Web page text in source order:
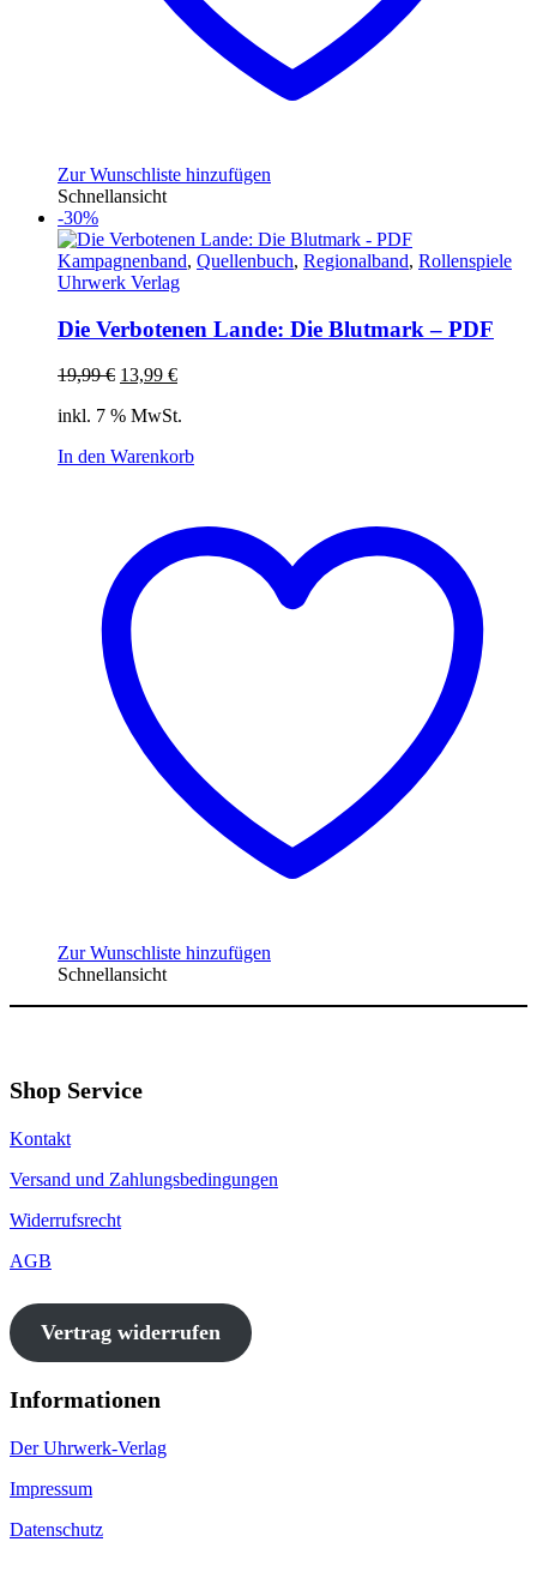
Zur Wunschliste hinzufügen
Schnellansicht
-30%
Kampagnenband, Quellenbuch, Regionalband, Rollenspiele
Uhrwerk Verlag
Die Verbotenen Lande: Die Blutmark – PDF
19,99€ Ursprünglicher
war:
13,99 €Aktueller
ist:
inkl. 7 % MwSt.
In den Warenkorb
Zur Wunschliste hinzufügen
Schnellansicht
Shop Service
Kontakt
Versand und Zahlungsbedingungen
Widerrufsrecht
AGB
Vertrag widerrufen
Informationen
Der Uhrwerk-Verlag
Impressum
Datenschutz